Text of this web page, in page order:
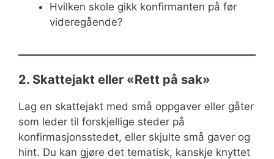
Hvilken skole gikk konfirmanten på før
videregående?
2. Skattejakt eller «Rett på sak»
Lag en skattejakt med små oppgaver eller gåter
som leder til forskjellige steder på
konfirmasjonsstedet, eller skjulte små gaver og
hint. Du kan gjøre det tematisk, kanskje knyttet